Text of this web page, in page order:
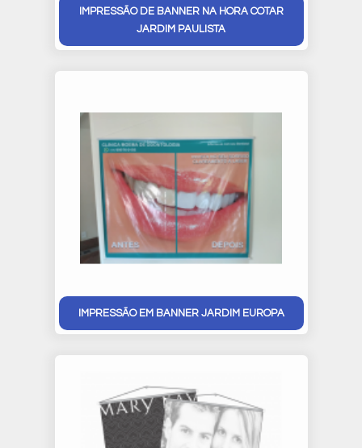
IMPRESSÃO DE BANNER NA HORA COTAR
JARDIM PAULISTA
IMPRESSÃO EM BANNER JARDIM EUROPA